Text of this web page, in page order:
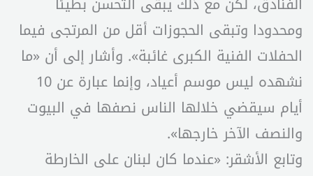
ومحدودا وتبقى الحجوزات أقل من المرتجى فيما
الحفلات الفنية الكبرى غائبة». وأشار إلى أن «ما
نشهده ليس موسم أعياد، وإنما عبارة عن 10
أيام سيقضي خلالها الناس نصفها في البيوت
والنصف الآخر خارجها».
وتابع الأشقر: «عندما كان لبنان على الخارطة